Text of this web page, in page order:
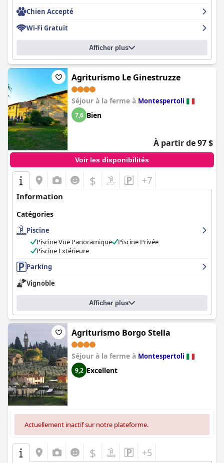
Chien Accepté
Wi-Fi Gratuit
Afficher plus
Agriturismo Le Ginestruzze
Séjour à la ferme à Montespertoli
7,6 Bien
À partir de 97 $
Voir les disponibilités
$ +7
Information
Catégories
Piscine
Piscine Vue Panoramique
Piscine Privée
Piscine Extérieure
Parking
Vignoble
Afficher plus
Agriturismo Borgo Stella
Séjour à la ferme à Montespertoli
9,2 Excellent
Actuellement inactif sur notre plateforme.
$ +5